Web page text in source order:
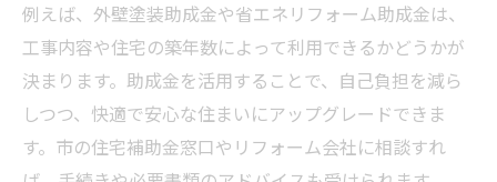
例えば、外壁塗装助成金や省エネリフォーム助成金は、
工事内容や住宅の築年数によって利用できるかどうかが
決まります。助成金を活用することで、自己負担を減ら
しつつ、快適で安心な住まいにアップグレードできま
す。市の住宅補助金窓口やリフォーム会社に相談すれ